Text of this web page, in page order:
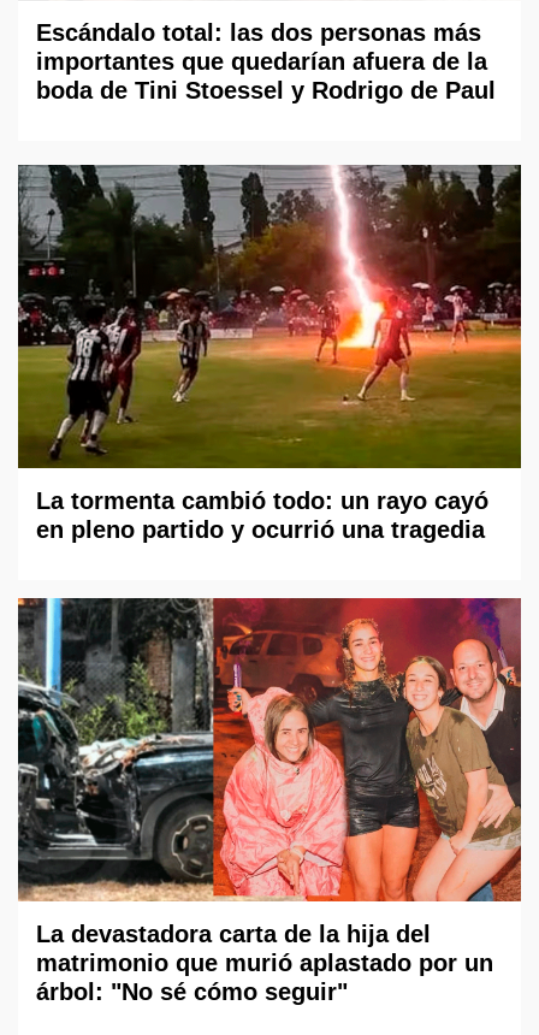
Escándalo total: las dos personas más
importantes que quedarían afuera de la
boda de Tini Stoessel y Rodrigo de Paul
La tormenta cambió todo: un rayo cayó
en pleno partido y ocurrió una tragedia
La devastadora carta de la hija del
matrimonio que murió aplastado por un
árbol: "No sé cómo seguir"